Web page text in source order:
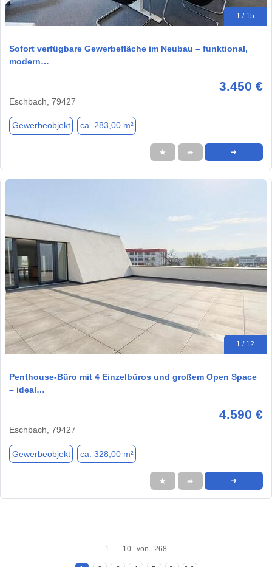
1 / 15
Sofort verfügbare Gewerbefläche im Neubau – funktional,
modern…
3.450 €
Eschbach, 79427
Gewerbeobjekt ca. 283,00 m²
★ ➦ ➜
1 / 12
Penthouse-Büro mit 4 Einzelbüros und großem Open Space
– ideal…
4.590 €
Eschbach, 79427
Gewerbeobjekt ca. 328,00 m²
★ ➦ ➜
1 - 10 von 268